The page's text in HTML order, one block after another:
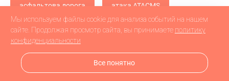
асфальтова дорога атака ATACMS
атака БПЛА атака дронв атака дронов
атака дронов БПЛА атака дронов\
Мы используем файлы cookie для анализа событий на нашем
сайте. Продолжая просмотр сайта, вы принимаете политику
конфиденциальности
Все понятно